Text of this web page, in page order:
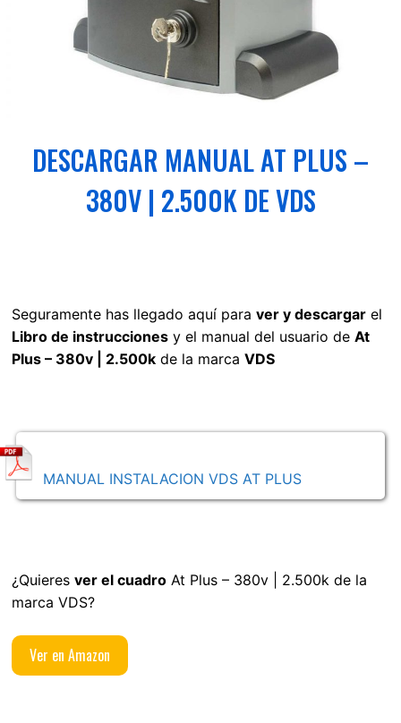
DESCARGAR MANUAL AT PLUS –
380V | 2.500K DE VDS
Seguramente has llegado aquí para ver y descargar el
Libro de instrucciones y el manual del usuario de At
Plus – 380v | 2.500k de la marca VDS
MANUAL INSTALACION VDS AT PLUS
¿Quieres ver el cuadro At Plus – 380v | 2.500k de la
marca VDS?
Ver en Amazon